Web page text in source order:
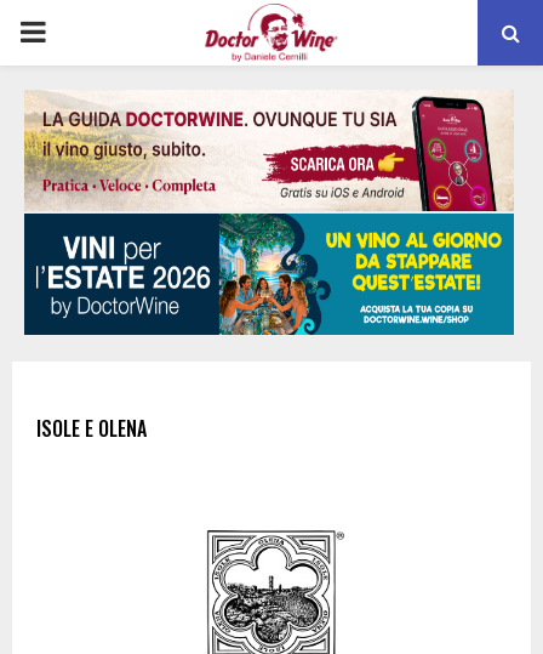
PRIMARY
MENU
ISOLE E OLENA